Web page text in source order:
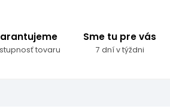
tovaru
Sme tu pre vás
7 dní v týždni